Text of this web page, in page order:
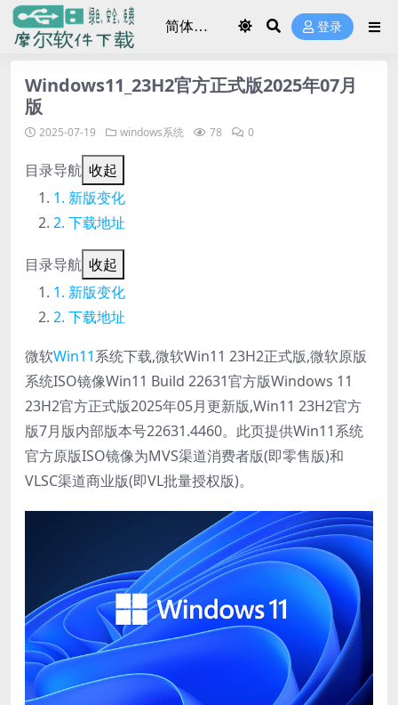
登录
Windows11_23H2官方正式版2025年07月
版
2025-07-19 windows系统 78 0
目录导航 收起
新版变化
下载地址
目录导航 收起
新版变化
下载地址
微软Win11系统下载,微软Win11 23H2正式版,微软原版
系统ISO镜像Win11 Build 22631官方版Windows 11
23H2官方正式版2025年05月更新版,Win11 23H2官方
版7月版内部版本号22631.4460。此页提供Win11系统
官方原版ISO镜像为MVS渠道消费者版(即零售版)和
VLSC渠道商业版(即VL批量授权版)。